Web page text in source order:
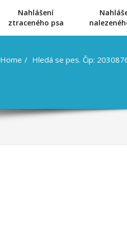
Nahlášení
ztraceného psa
Home Hledá se pes. Čip: